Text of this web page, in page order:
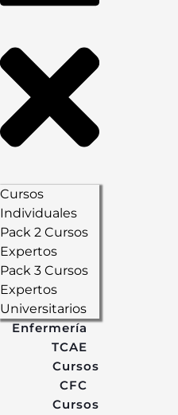
Cursos
Individuales
Pack 2 Cursos
Expertos
Pack 3 Cursos
Expertos
Universitarios
Enfermería
TCAE
Cursos
CFC
Cursos